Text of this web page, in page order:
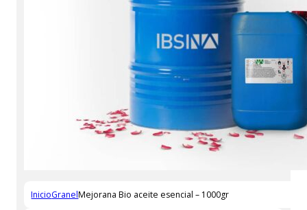
InicioGranelMejorana Bio aceite esencial – 1000gr